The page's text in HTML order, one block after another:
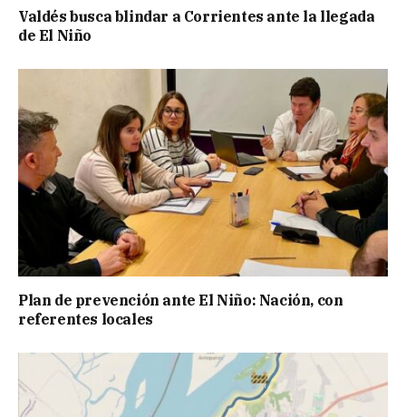
Valdés busca blindar a Corrientes ante la llegada
de El Niño
Plan de prevención ante El Niño: Nación, con
referentes locales